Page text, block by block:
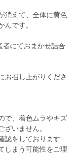
消えて、全体に黄色
です。
にておまかせ詰合
お召し上がりくださ
で、着色ムラやキズ
いません。
認をしております
しまう可能性をご理